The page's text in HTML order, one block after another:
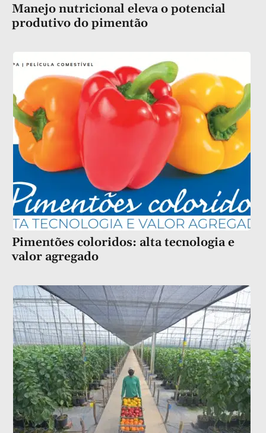
Manejo nutricional eleva o potencial
produtivo do pimentão
Pimentões coloridos: alta tecnologia e
valor agregado